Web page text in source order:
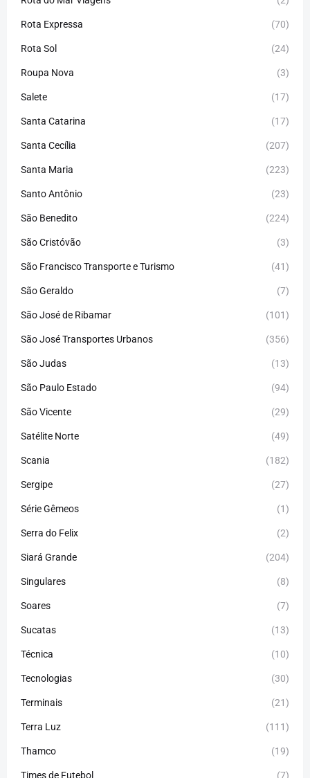
Rota Expressa (70)
Rota Sol (24)
Roupa Nova (3)
Salete (17)
Santa Catarina (17)
Santa Cecília (207)
Santa Maria (223)
Santo Antônio (23)
São Benedito (224)
São Cristóvão (3)
São Francisco Transporte e Turismo (41)
São Geraldo (7)
São José de Ribamar (101)
São José Transportes Urbanos (356)
São Judas (13)
São Paulo Estado (94)
São Vicente (29)
Satélite Norte (49)
Scania (182)
Sergipe (27)
Série Gêmeos (1)
Serra do Felix (2)
Siará Grande (204)
Singulares (8)
Soares (7)
Sucatas (13)
Técnica (10)
Tecnologias (30)
Terminais (21)
Terra Luz (111)
Thamco (19)
Times de Futebol (7)